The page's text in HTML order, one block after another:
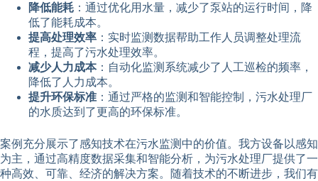
降低能耗 ：通过优化用水量，减少了泵站的运行时间，降
低了能耗成本。
提高处理效率 ：实时监测数据帮助工作人员调整处理流
程，提高了污水处理效率。
减少人力成本：自动化监测系统减少了人工巡检的频率，
降低了人力成本。
提升环保标准 ：通过严格的监测和智能控制，污水处理厂
的水质达到了更高的环保标准。
案例充分展示了感知技术在污水监测中的价值。我方设备以感知
为主，通过高精度数据采集和智能分析，为污水处理厂提供了一
种高效、可靠、经济的解决方案。随着技术的不断进步，我们有